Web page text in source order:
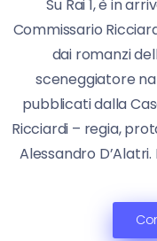
Su Rai 1, è in
Commissario
dai romanzi
sceneggiatore
pubblicati dalla
Ricciardi – regia,
Alessandro